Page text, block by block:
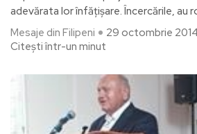
adevărata lor înfățişare. Încercările, au
Mesaje din Filipeni
29 octombrie
Citești într-un minut